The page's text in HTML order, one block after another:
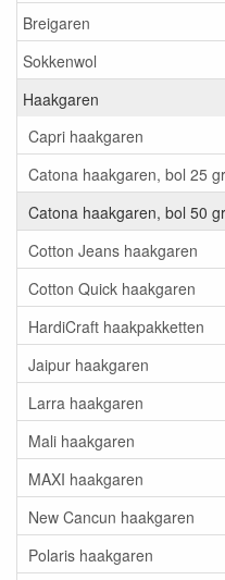
Breigaren
Sokkenwol
Haakgaren
Capri haakgaren
Catona haakgaren, bol 25
Catona haakgaren, bol 50
Cotton Jeans haakgaren
Cotton Quick haakgaren
HardiCraft haakpakketten
Jaipur haakgaren
Larra haakgaren
Mali haakgaren
MAXI haakgaren
New Cancun haakgaren
Polaris haakgaren